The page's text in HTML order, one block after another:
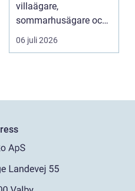
villaägare,
sommarhusägare och
bosta...
06 juli 2026